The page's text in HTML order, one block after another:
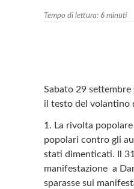
Tempo di lettura: 6 minuti
Sabato 29
il testo del volantino
1. La rivolta
popolari contro gli
stati dimenticati. Il
manifestazione a
sparasse sui